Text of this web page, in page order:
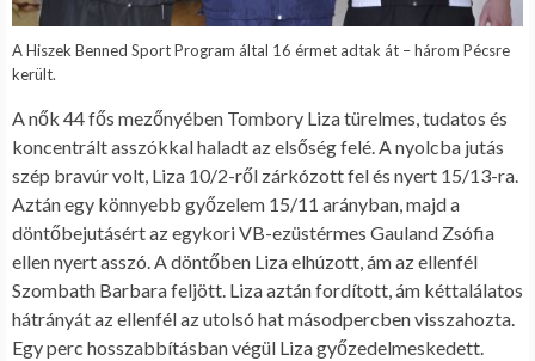
A Hiszek Benned Sport Program által 16 érmet adtak át – három Pécsre
került.
A nők 44 fős mezőnyében Tombory Liza türelmes, tudatos és
koncentrált asszókkal haladt az elsőség felé. A nyolcba jutás
szép bravúr volt, Liza 10/2-ről zárkózott fel és nyert 15/13-ra.
Aztán egy könnyebb győzelem 15/11 arányban, majd a
döntőbejutásért az egykori VB-ezüstérmes Gauland Zsófia
ellen nyert asszó. A döntőben Liza elhúzott, ám az ellenfél
Szombath Barbara feljött. Liza aztán fordított, ám kéttalálatos
hátrányát az ellenfél az utolsó hat másodpercben visszahozta.
Egy perc hosszabbításban végül Liza győzedelmeskedett.